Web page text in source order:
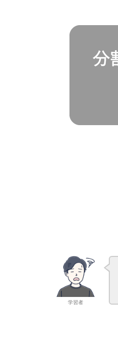
\\ \gdef
\det
\gdef \Bern
\Bin
学習者